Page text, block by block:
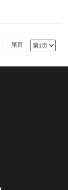
尾页